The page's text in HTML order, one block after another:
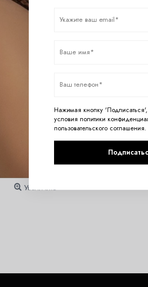
Увеличить
Нажимая кнопку
условия политики
пользовательского соглашения.